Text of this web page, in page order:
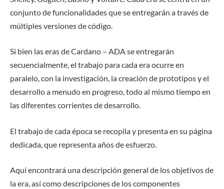
conjunto de funcionalidades que se entregarán a través de
múltiples versiones de código.
Si bien las eras de Cardano – ADA se entregarán
secuencialmente, el trabajo para cada era ocurre en
paralelo, con la investigación, la creación de prototipos y el
desarrollo a menudo en progreso, todo al mismo tiempo en
las diferentes corrientes de desarrollo.
El trabajo de cada época se recopila y presenta en su página
dedicada, que representa años de esfuerzo.
Aquí encontrará una descripción general de los objetivos de
la era, así como descripciones de los componentes